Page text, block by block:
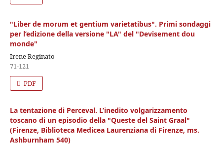
"Liber de morum et gentium varietatibus". Primi sondaggi
per l’edizione della versione "LA" del "Devisement dou
monde"
Irene Reginato
71-121
PDF
La tentazione di Perceval. L’inedito volgarizzamento
toscano di un episodio della "Queste del Saint Graal"
(Firenze, Biblioteca Medicea Laurenziana di Firenze, ms.
Ashburnham 540)